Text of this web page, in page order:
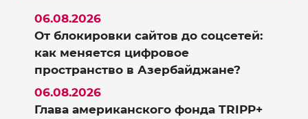
От блокировки сайтов до соцсетей:
как меняется цифровое
пространство в Азербайджане?
06.08.2026
Глава американского фонда TRIPP+
06.08.2026